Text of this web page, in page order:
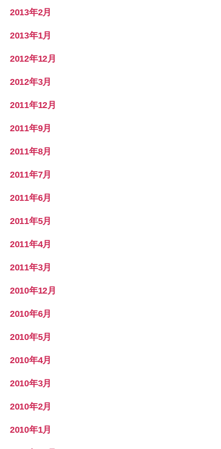
2013年2月
2013年1月
2012年12月
2012年3月
2011年12月
2011年9月
2011年8月
2011年7月
2011年6月
2011年5月
2011年4月
2011年3月
2010年12月
2010年6月
2010年5月
2010年4月
2010年3月
2010年2月
2010年1月